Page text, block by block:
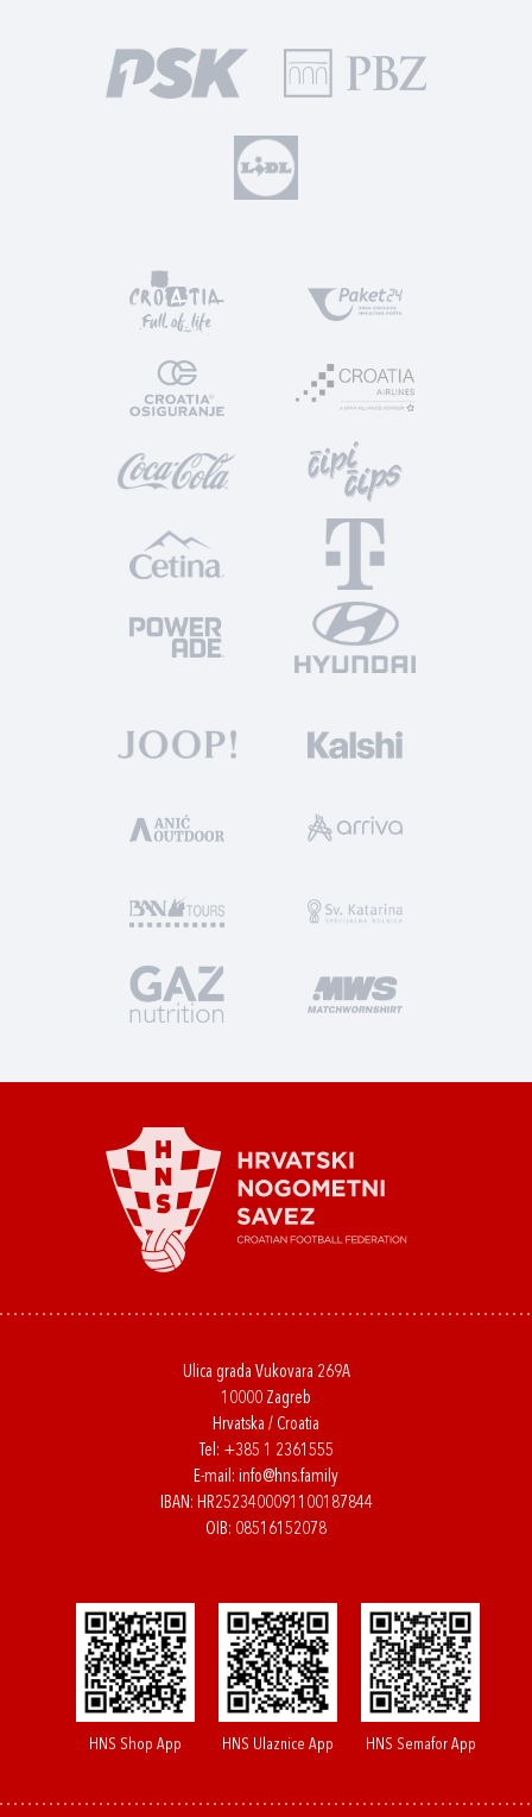
Ulica grada Vukovara 269A
10000 Zagreb
Hrvatska / Croatia
Tel: +385 1 2361555
E-mail: info@hns.family
IBAN: HR2523400091100187844
OIB: 08516152078
HNS Shop App HNS Ulaznice App HNS Semafor App